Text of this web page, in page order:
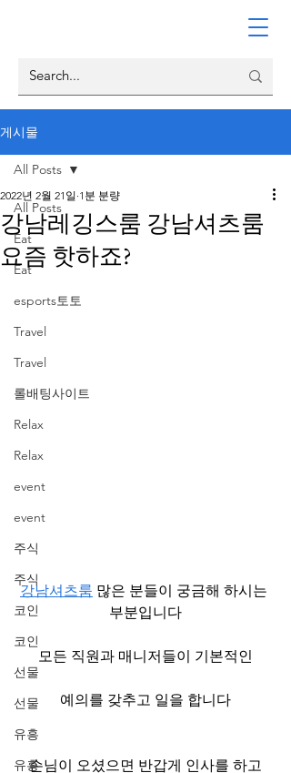
게시물
All Posts
Eat
Eat
esports토토
Travel
Travel
롤배팅사이트
Relax
Relax
event
event
주식
주식
코인
코인
선물
선물
유흥
유흥
All Posts
강남레깅스룸 강남셔츠룸
요즘 핫하죠?
2022년 2월 21일 1분 분량
강남셔츠룸 많은 분들이 궁금해 하시는
부분입니다
모든 직원과 매니저들이 기본적인
예의를 갖추고 일을 합니다
손님이 오셨으면 반갑게 인사를 하고